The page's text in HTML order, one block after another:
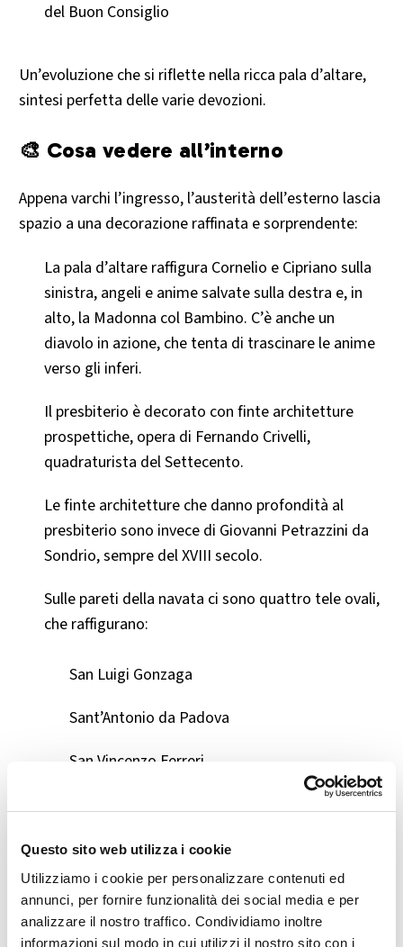
Questo sito web utilizza i cookie
Utilizziamo i cookie per personalizzare contenuti ed
annunci, per fornire funzionalità dei social media e per
analizzare il nostro traffico. Condividiamo inoltre
informazioni sul modo in cui utilizzi il nostro sito con i
del Buon Consiglio
Un’evoluzione che si riflette nella ricca pala d’altare,
sintesi perfetta delle varie devozioni.
🎨 Cosa vedere all’interno
Appena varchi l’ingresso, l’austerità dell’esterno lascia
spazio a una decorazione raffinata e sorprendente:
La pala d’altare raffigura Cornelio e Cipriano sulla
sinistra, angeli e anime salvate sulla destra e, in
alto, la Madonna col Bambino. C’è anche un
diavolo in azione, che tenta di trascinare le anime
verso gli inferi.
Il presbiterio è decorato con finte architetture
prospettiche, opera di Fernando Crivelli,
quadraturista del Settecento.
Le finte architetture che danno profondità al
presbiterio sono invece di Giovanni Petrazzini da
Sondrio, sempre del XVIII secolo.
Sulle pareti della navata ci sono quattro tele ovali,
che raffigurano:
San Luigi Gonzaga
Sant’Antonio da Padova
San Vincenzo Ferreri
Sulle pareti del presbiterio sono affrescate figure
allegoriche, affiancate da altre due tele di tema
sacro.